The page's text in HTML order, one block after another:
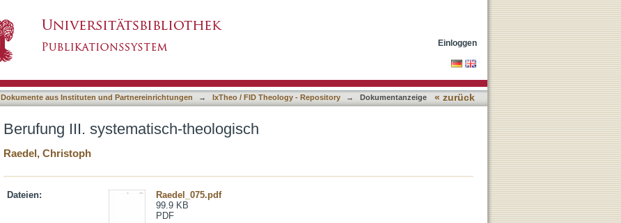
Einloggen
Dokumente aus Instituten und Partnereinrichtungen → IxTheo / FID Theology - Repository → Dokumentanzeige « zurück
Berufung III. systematisch-theologisch
Raedel, Christoph
Dateien:
Raedel_075.pdf
99.9 KB
PDF